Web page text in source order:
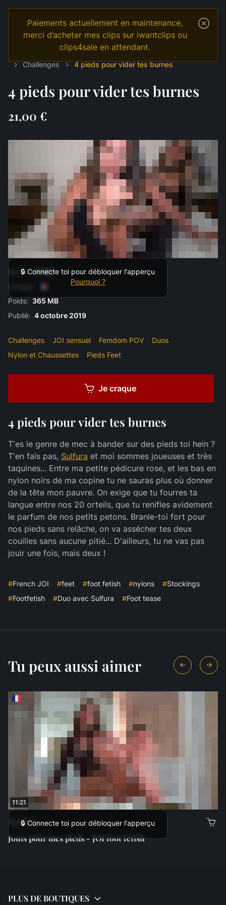
Paiements actuellement en maintenance,
merci d’acheter mes clips sur iwantclips ou
clips4sale en attendant.
Challenges
4 pieds pour vider tes burnes
4 pieds pour vider tes burnes
21,00 €
🔒 Connecte toi pour débloquer l'apperçu
Pourquoi ?
Durée: 13:00
Langue:
Poids: 365 MB
Publié: 4 octobre 2019
Challenges JOI sensuel Femdom POV
Duos
Nylon et Chaussettes
Pieds Feet
Je craque
4 pieds pour vider tes burnes
T'es le genre de mec à bander sur des pieds toi hein ?
T'en fais pas, Sulfura et moi sommes joueuses et très
taquines... Entre ma petite pédicure rose, et les bas en
nylon noirs de ma copine tu ne sauras plus où donner
de la tête mon pauvre. On exige que tu fourres ta
langue entre nos 20 orteils, que tu renifles avidement
le parfum de nos petits petons. Branle-toi fort pour
nos pieds sans relâche, on va assécher tes deux
couilles sans aucune pitié... D'ailleurs, tu ne vas pas
jouir une fois, mais deux !
#French JOI #feet #foot fetish #nylons #Stockings
#Footfetish #Duo avec Sulfura #Foot tease
Tu peux aussi aimer
11:21
🔒 Connecte toi pour débloquer l'apperçu
13,99 €
Jouis pour mes pieds - JOI foot fetish